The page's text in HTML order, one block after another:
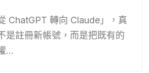
ChatGPT 轉向 Claude」，真
是註冊新帳號，而是把既有的
...